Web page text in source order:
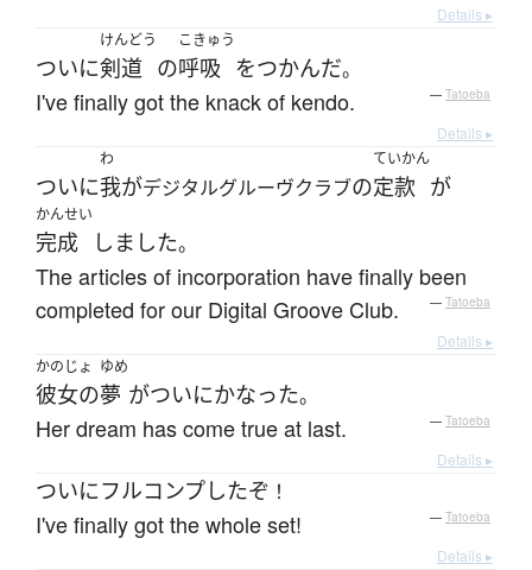
Details ▸
ついに
けんどう
剣道 の
こきゅう
呼吸 をつかんだ。
I've finally got the knack of kendo. — Tatoeba
Details ▸
ついに
わ
我がデジタルグルーヴクラブの
ていかん
定款 が
かんせい
完成 しました。
The articles of incorporation have finally been
completed for our Digital Groove Club.
— Tatoeba
Details ▸
かのじょ
彼女の
ゆめ
夢 がついにかなった。
Her dream has come true at last. — Tatoeba
Details ▸
ついにフルコンプしたぞ ！
I've finally got the whole set! — Tatoeba
Details ▸